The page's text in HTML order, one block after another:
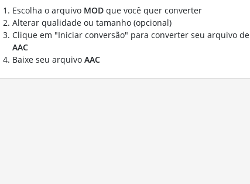
Escolha o arquivo MOD que você quer converter
Alterar qualidade ou tamanho (opcional)
Clique em "Iniciar conversão" para converter seu arquivo de
AAC
Baixe seu arquivo AAC